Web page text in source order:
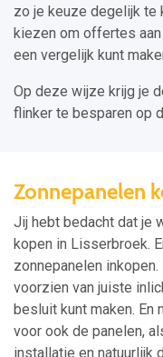
zo je keuze degelijk te
kiezen om offertes
een vergelijk kunt
Op deze wijze krijg je
flinker te besparen op
Zonnepanelen
Jij hebt bedacht dat je
kopen in Lisserbroek.
zonnepanelen
voorzien van juiste
besluit kunt maken. En
voor ook de panelen,
installatie en natuurlijk